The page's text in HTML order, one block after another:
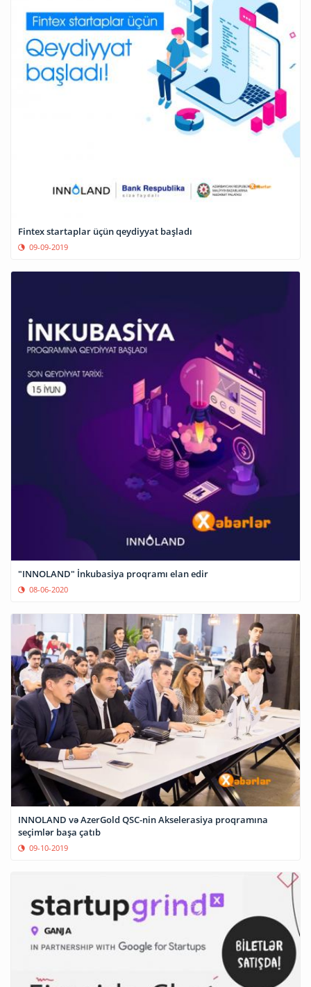
Fintex startaplar üçün qeydiyyat başladı
09-09-2019
"INNOLAND" İnkubasiya proqramı elan edir
08-06-2020
INNOLAND və AzerGold QSC-nin Akselerasiya proqramına
seçimlər başa çatıb
09-10-2019